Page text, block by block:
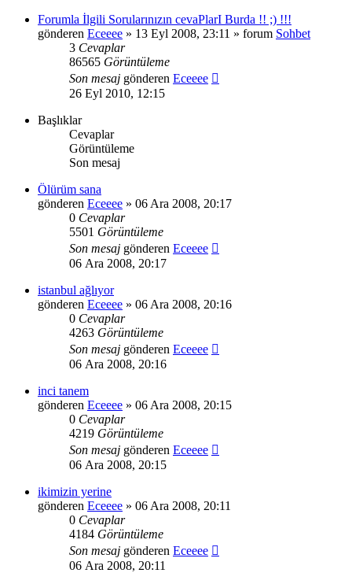
Forumla İlgili Sorularınızın cevaPlarI Burda !! ;) !!!
gönderen Eceeee » 13 Eyl 2008, 23:11 » forum Sohbet
3 Cevaplar
86565 Görüntüleme
Son mesaj gönderen Eceeee
26 Eyl 2010, 12:15
Başlıklar
Cevaplar
Görüntüleme
Son mesaj
Ölürüm sana
gönderen Eceeee » 06 Ara 2008, 20:17
0 Cevaplar
5501 Görüntüleme
Son mesaj gönderen Eceeee
06 Ara 2008, 20:17
istanbul ağlıyor
gönderen Eceeee » 06 Ara 2008, 20:16
0 Cevaplar
4263 Görüntüleme
Son mesaj gönderen Eceeee
06 Ara 2008, 20:16
inci tanem
gönderen Eceeee » 06 Ara 2008, 20:15
0 Cevaplar
4219 Görüntüleme
Son mesaj gönderen Eceeee
06 Ara 2008, 20:15
ikimizin yerine
gönderen Eceeee » 06 Ara 2008, 20:11
0 Cevaplar
4184 Görüntüleme
Son mesaj gönderen Eceeee
06 Ara 2008, 20:11